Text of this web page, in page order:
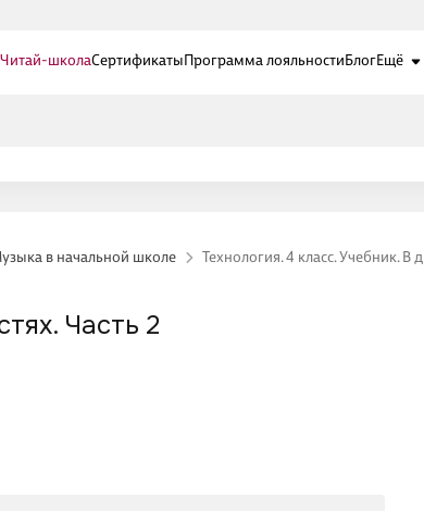
Читай-школаСертификатыПрограмма лояльностиБлогЕщё
в начальной школе Технология. 4 класс. Учебник. В
Часть 2